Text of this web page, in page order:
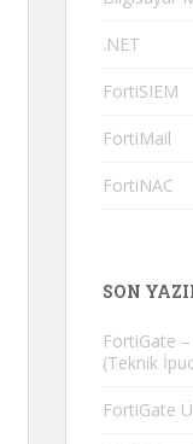
.NET
FortiSIEM
FortiMail
FortiNAC
SON
FortiGate
(Teknik
FortiGate